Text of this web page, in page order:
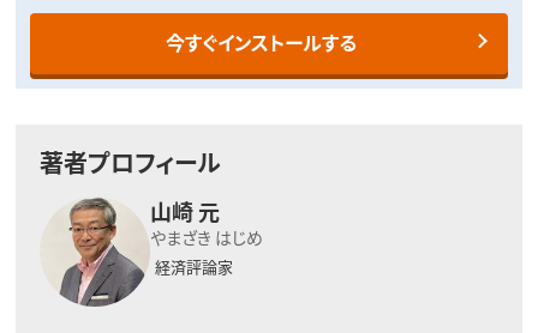
今すぐインストールする
著者プロフィール
山崎 元
やまざき はじめ
経済評論家